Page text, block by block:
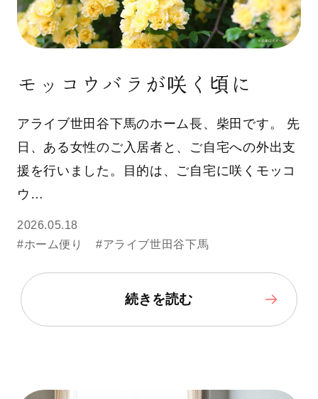
モッコウバラが咲く頃に
アライブ世田谷下馬のホーム長、柴田です。 先
日、ある女性のご入居者と、ご自宅への外出支
援を行いました。目的は、ご自宅に咲くモッコ
ウ…
2026.05.18
#ホーム便り
#アライブ世田谷下馬
続きを読む